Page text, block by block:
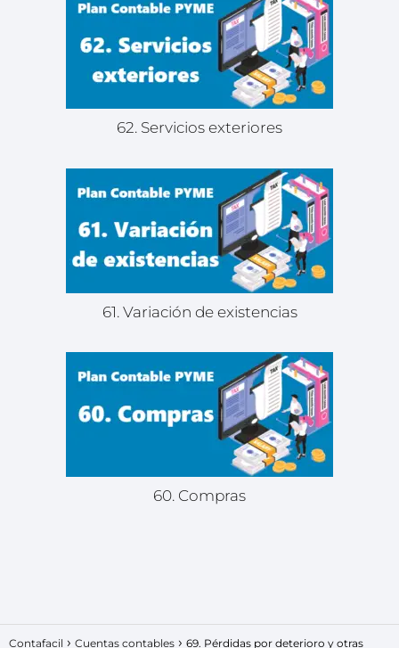
62. Servicios exteriores
61. Variación de existencias
60. Compras
Contafacil Cuentas contables 69. Pérdidas por deterioro y otras